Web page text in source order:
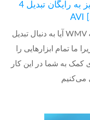
4 مبدل شگفت انگیز به رایگان تبدیل WMV به
آیا به دنبال تبدیل WMV به AVI هستید؟ و اگر چنین است،
ما تمام ابزارهایی را
کمک به شما در این کار